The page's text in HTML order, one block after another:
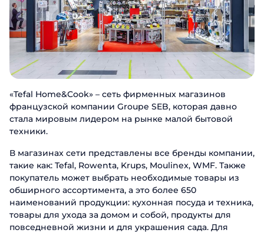
«Tefal Home&Cook» – сеть фирменных магазинов
французской компании Groupe SEB, которая давно
стала мировым лидером на рынке малой бытовой
техники.
В магазинах сети представлены все бренды компании,
такие как: Tefal, Rowenta, Krups, Moulinex, WMF. Также
покупатель может выбрать необходимые товары из
обширного ассортимента, а это более 650
наименований продукции: кухонная посуда и техника,
товары для ухода за домом и собой, продукты для
повседневной жизни и для украшения сада. Для